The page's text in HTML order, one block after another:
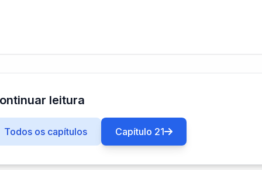
leitura
Todos os capítulos Capítulo 21